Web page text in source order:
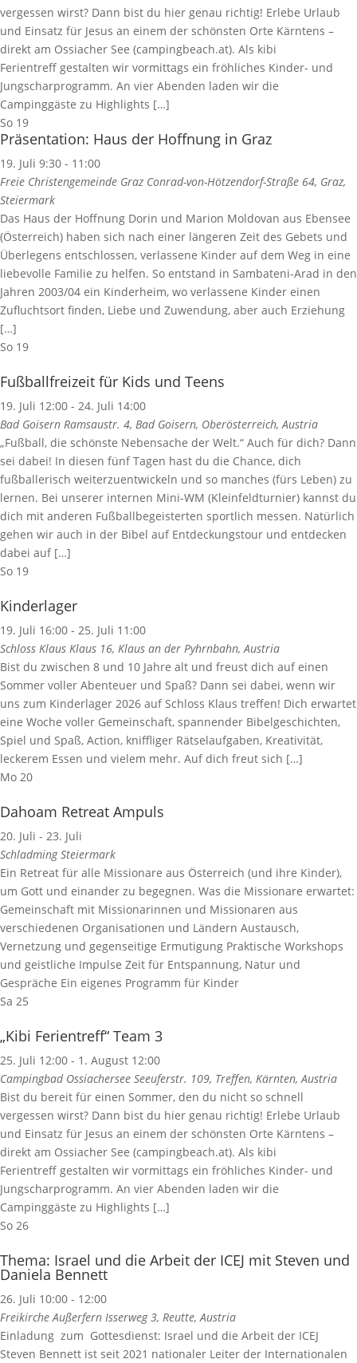
vergessen wirst? Dann bist du hier genau richtig! Erlebe Urlaub
und Einsatz für Jesus an einem der schönsten Orte Kärntens –
direkt am Ossiacher See (campingbeach.at). Als kibi
Ferientreff gestalten wir vormittags ein fröhliches Kinder- und
Jungscharprogramm. An vier Abenden laden wir die
Campinggäste zu Highlights […]
So 19
Präsentation: Haus der Hoffnung in Graz
19. Juli 9:30 - 11:00
Freie Christengemeinde Graz Conrad-von-Hötzendorf-Straße 64, Graz,
Steiermark
Das Haus der Hoffnung Dorin und Marion Moldovan aus Ebensee
(Österreich) haben sich nach einer längeren Zeit des Gebets und
Überlegens entschlossen, verlassene Kinder auf dem Weg in eine
liebevolle Familie zu helfen. So entstand in Sambateni-Arad in den
Jahren 2003/04 ein Kinderheim, wo verlassene Kinder einen
Zufluchtsort finden, Liebe und Zuwendung, aber auch Erziehung
[…]
So 19
Fußballfreizeit für Kids und Teens
19. Juli 12:00 - 24. Juli 14:00
Bad Goisern Ramsaustr. 4, Bad Goisern, Oberösterreich, Austria
„Fußball, die schönste Nebensache der Welt.“ Auch für dich? Dann
sei dabei! In diesen fünf Tagen hast du die Chance, dich
fußballerisch weiterzuentwickeln und so manches (fürs Leben) zu
lernen. Bei unserer internen Mini-WM (Kleinfeldturnier) kannst du
dich mit anderen Fußballbegeisterten sportlich messen. Natürlich
gehen wir auch in der Bibel auf Entdeckungstour und entdecken
dabei auf […]
So 19
Kinderlager
19. Juli 16:00 - 25. Juli 11:00
Schloss Klaus Klaus 16, Klaus an der Pyhrnbahn, Austria
Bist du zwischen 8 und 10 Jahre alt und freust dich auf einen
Sommer voller Abenteuer und Spaß? Dann sei dabei, wenn wir
uns zum Kinderlager 2026 auf Schloss Klaus treffen! Dich erwartet
eine Woche voller Gemeinschaft, spannender Bibelgeschichten,
Spiel und Spaß, Action, kniffliger Rätselaufgaben, Kreativität,
leckerem Essen und vielem mehr. Auf dich freut sich […]
Mo 20
Dahoam Retreat Ampuls
20. Juli - 23. Juli
SchladmingSteiermark
Ein Retreat für alle Missionare aus Österreich (und ihre Kinder),
um Gott und einander zu begegnen. Was die Missionare erwartet:
Gemeinschaft mit Missionarinnen und Missionaren aus
verschiedenen Organisationen und Ländern Austausch,
Vernetzung und gegenseitige Ermutigung Praktische Workshops
und geistliche Impulse Zeit für Entspannung, Natur und
Gespräche Ein eigenes Programm für Kinder
Sa 25
„Kibi Ferientreff“ Team 3
25. Juli 12:00 - 1. August 12:00
Campingbad Ossiachersee Seeuferstr. 109, Treffen, Kärnten, Austria
Bist du bereit für einen Sommer, den du nicht so schnell
vergessen wirst? Dann bist du hier genau richtig! Erlebe Urlaub
und Einsatz für Jesus an einem der schönsten Orte Kärntens –
direkt am Ossiacher See (campingbeach.at). Als kibi
Ferientreff gestalten wir vormittags ein fröhliches Kinder- und
Jungscharprogramm. An vier Abenden laden wir die
Campinggäste zu Highlights […]
So 26
Thema: Israel und die Arbeit der ICEJ mit Steven und
Daniela Bennett
26. Juli 10:00 - 12:00
Freikirche Außerfern Isserweg 3, Reutte, Austria
Einladung zum Gottesdienst: Israel und die Arbeit der ICEJ
Steven Bennett ist seit 2021 nationaler Leiter der Internationalen